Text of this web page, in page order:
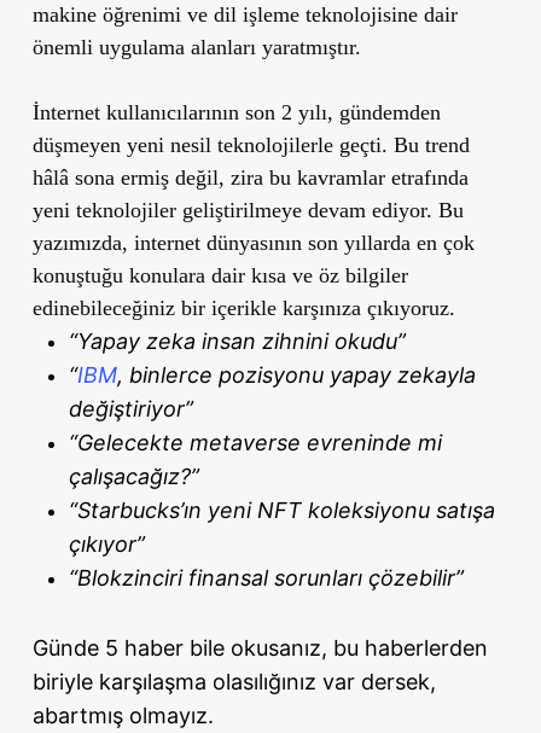
makine öğrenimi ve dil işleme teknolojisine dair
önemli uygulama alanları yaratmıştır.
İnternet kullanıcılarının son 2 yılı, gündemden
düşmeyen yeni nesil teknolojilerle geçti. Bu trend
hâlâ sona ermiş değil, zira bu kavramlar etrafında
yeni teknolojiler geliştirilmeye devam ediyor. Bu
yazımızda, internet dünyasının son yıllarda en çok
konuştuğu konulara dair kısa ve öz bilgiler
edinebileceğiniz bir içerikle karşınıza çıkıyoruz.
“Yapay zeka insan zihnini okudu”
“IBM, binlerce pozisyonu yapay zekayla
değiştiriyor”
“Gelecekte metaverse evreninde mi
çalışacağız?”
“Starbucks’ın yeni NFT koleksiyonu satışa
çıkıyor”
“Blokzinciri finansal sorunları çözebilir”
Günde 5 haber bile okusanız, bu haberlerden
biriyle karşılaşma olasılığınız var dersek,
abartmış olmayız.